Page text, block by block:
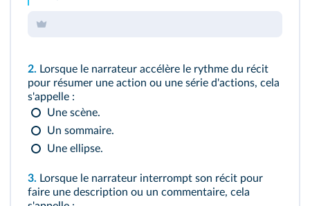
2. Lorsque le narrateur accélère le rythme du récit
pour résumer une action ou une série d'actions, cela
s'appelle :
Une scène.
Un sommaire.
Une ellipse.
3. Lorsque le narrateur interrompt son récit pour
faire une description ou un commentaire, cela